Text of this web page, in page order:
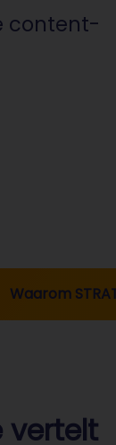
content-
Waarom
vertelt